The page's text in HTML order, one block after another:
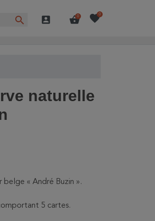
search account_box shopping_basket
0 favorite0
naturelle
belge « André Buzin ».
5 cartes.